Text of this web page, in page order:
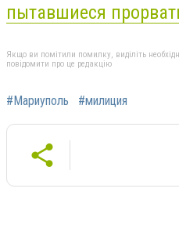
пытавшиеся
Якщо ви помітили помилку, виділіть
повідомити про це редакцію
#Мариуполь #милиция